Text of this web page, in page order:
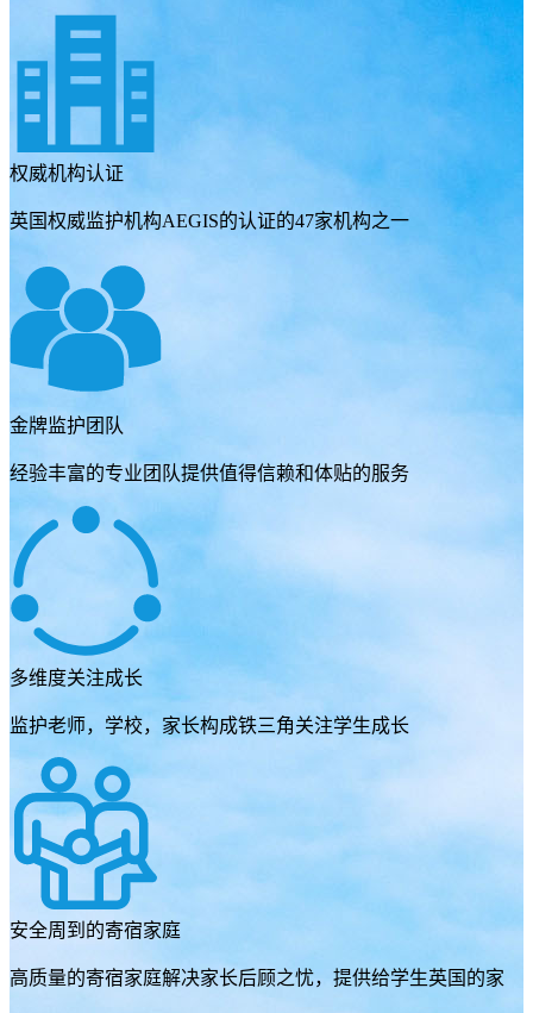
权威机构认证
英国权威监护机构AEGIS的认证的47家机构之一
金牌监护团队
经验丰富的专业团队提供值得信赖和体贴的服务
多维度关注成长
监护老师，学校，家长构成铁三角关注学生成长
安全周到的寄宿家庭
高质量的寄宿家庭解决家长后顾之忧，提供给学生英国的家